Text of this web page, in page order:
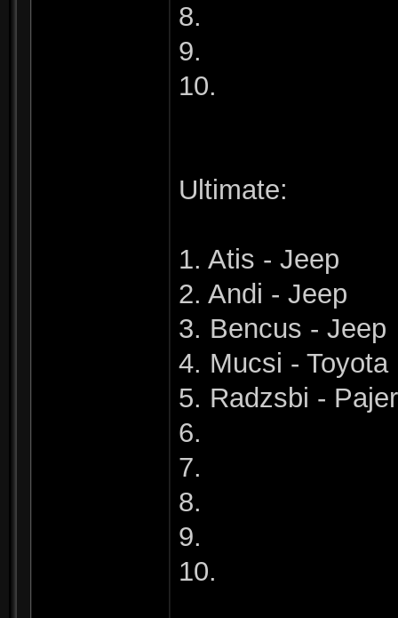
8.
9.
10.
Ultimate:
1. Atis - Jeep
2. Andi - Jeep
3. Bencus - Jeep
4. Mucsi - Toyota
5. Radzsbi -
6.
7.
8.
9.
10.